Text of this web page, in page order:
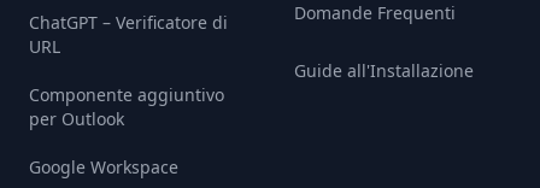
ChatGPT – Verificatore di
URL
Componente aggiuntivo
per Outlook
Google Workspace
Domande Frequenti
Guide all'Installazione